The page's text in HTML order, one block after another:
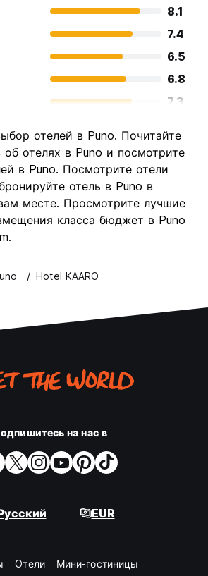
8.1
7.4
6.5
6.8
7.3
7.8
7.6
и
7.8
отелей в Puno. Почитайте
отелях в Puno и посмотрите
в Puno. Посмотрите отели
отель в Puno в
месте. Просмотрите лучшие
класса бюджет в Puno
Hotel KAARO
на нас в
EUR
Oтели Мини-гостиницы